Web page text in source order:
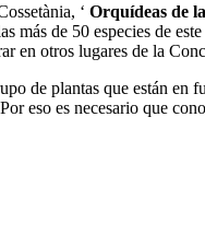
‘Orquídeas de
de 50 especies de
en otros lugares de la
de plantas que están en
eso es necesario que